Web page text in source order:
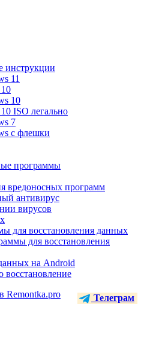
инструкции
11
10
ISO легально
7
с флешки
программы
вредоносных программ
антивирус
вирусов
для восстановления данных
для восстановления
на Android
восстановление
Телеграм